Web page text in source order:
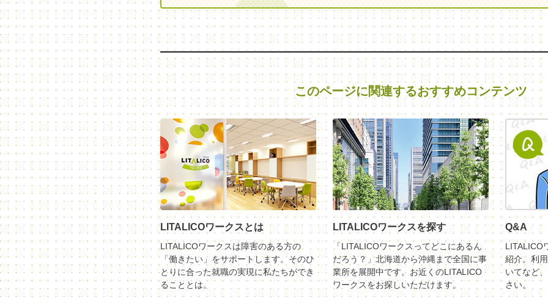
このページに関連するおすすめコンテンツ
LITALICOワークスとは
LITALICOワークスは障害のある方の
「働きたい」をサポートします。そのひ
とりに合った就職の実現に私たちができ
ることとは。
LITALICOワークスを探す
「LITALICOワークスってどこにあるん
だろう？」北海道から沖縄まで全国に事
業所を展開中です。お近くのLITALICO
ワークスをお探しいただけます。
Q&A
LITALICO
紹介。利
いてなど
さい。